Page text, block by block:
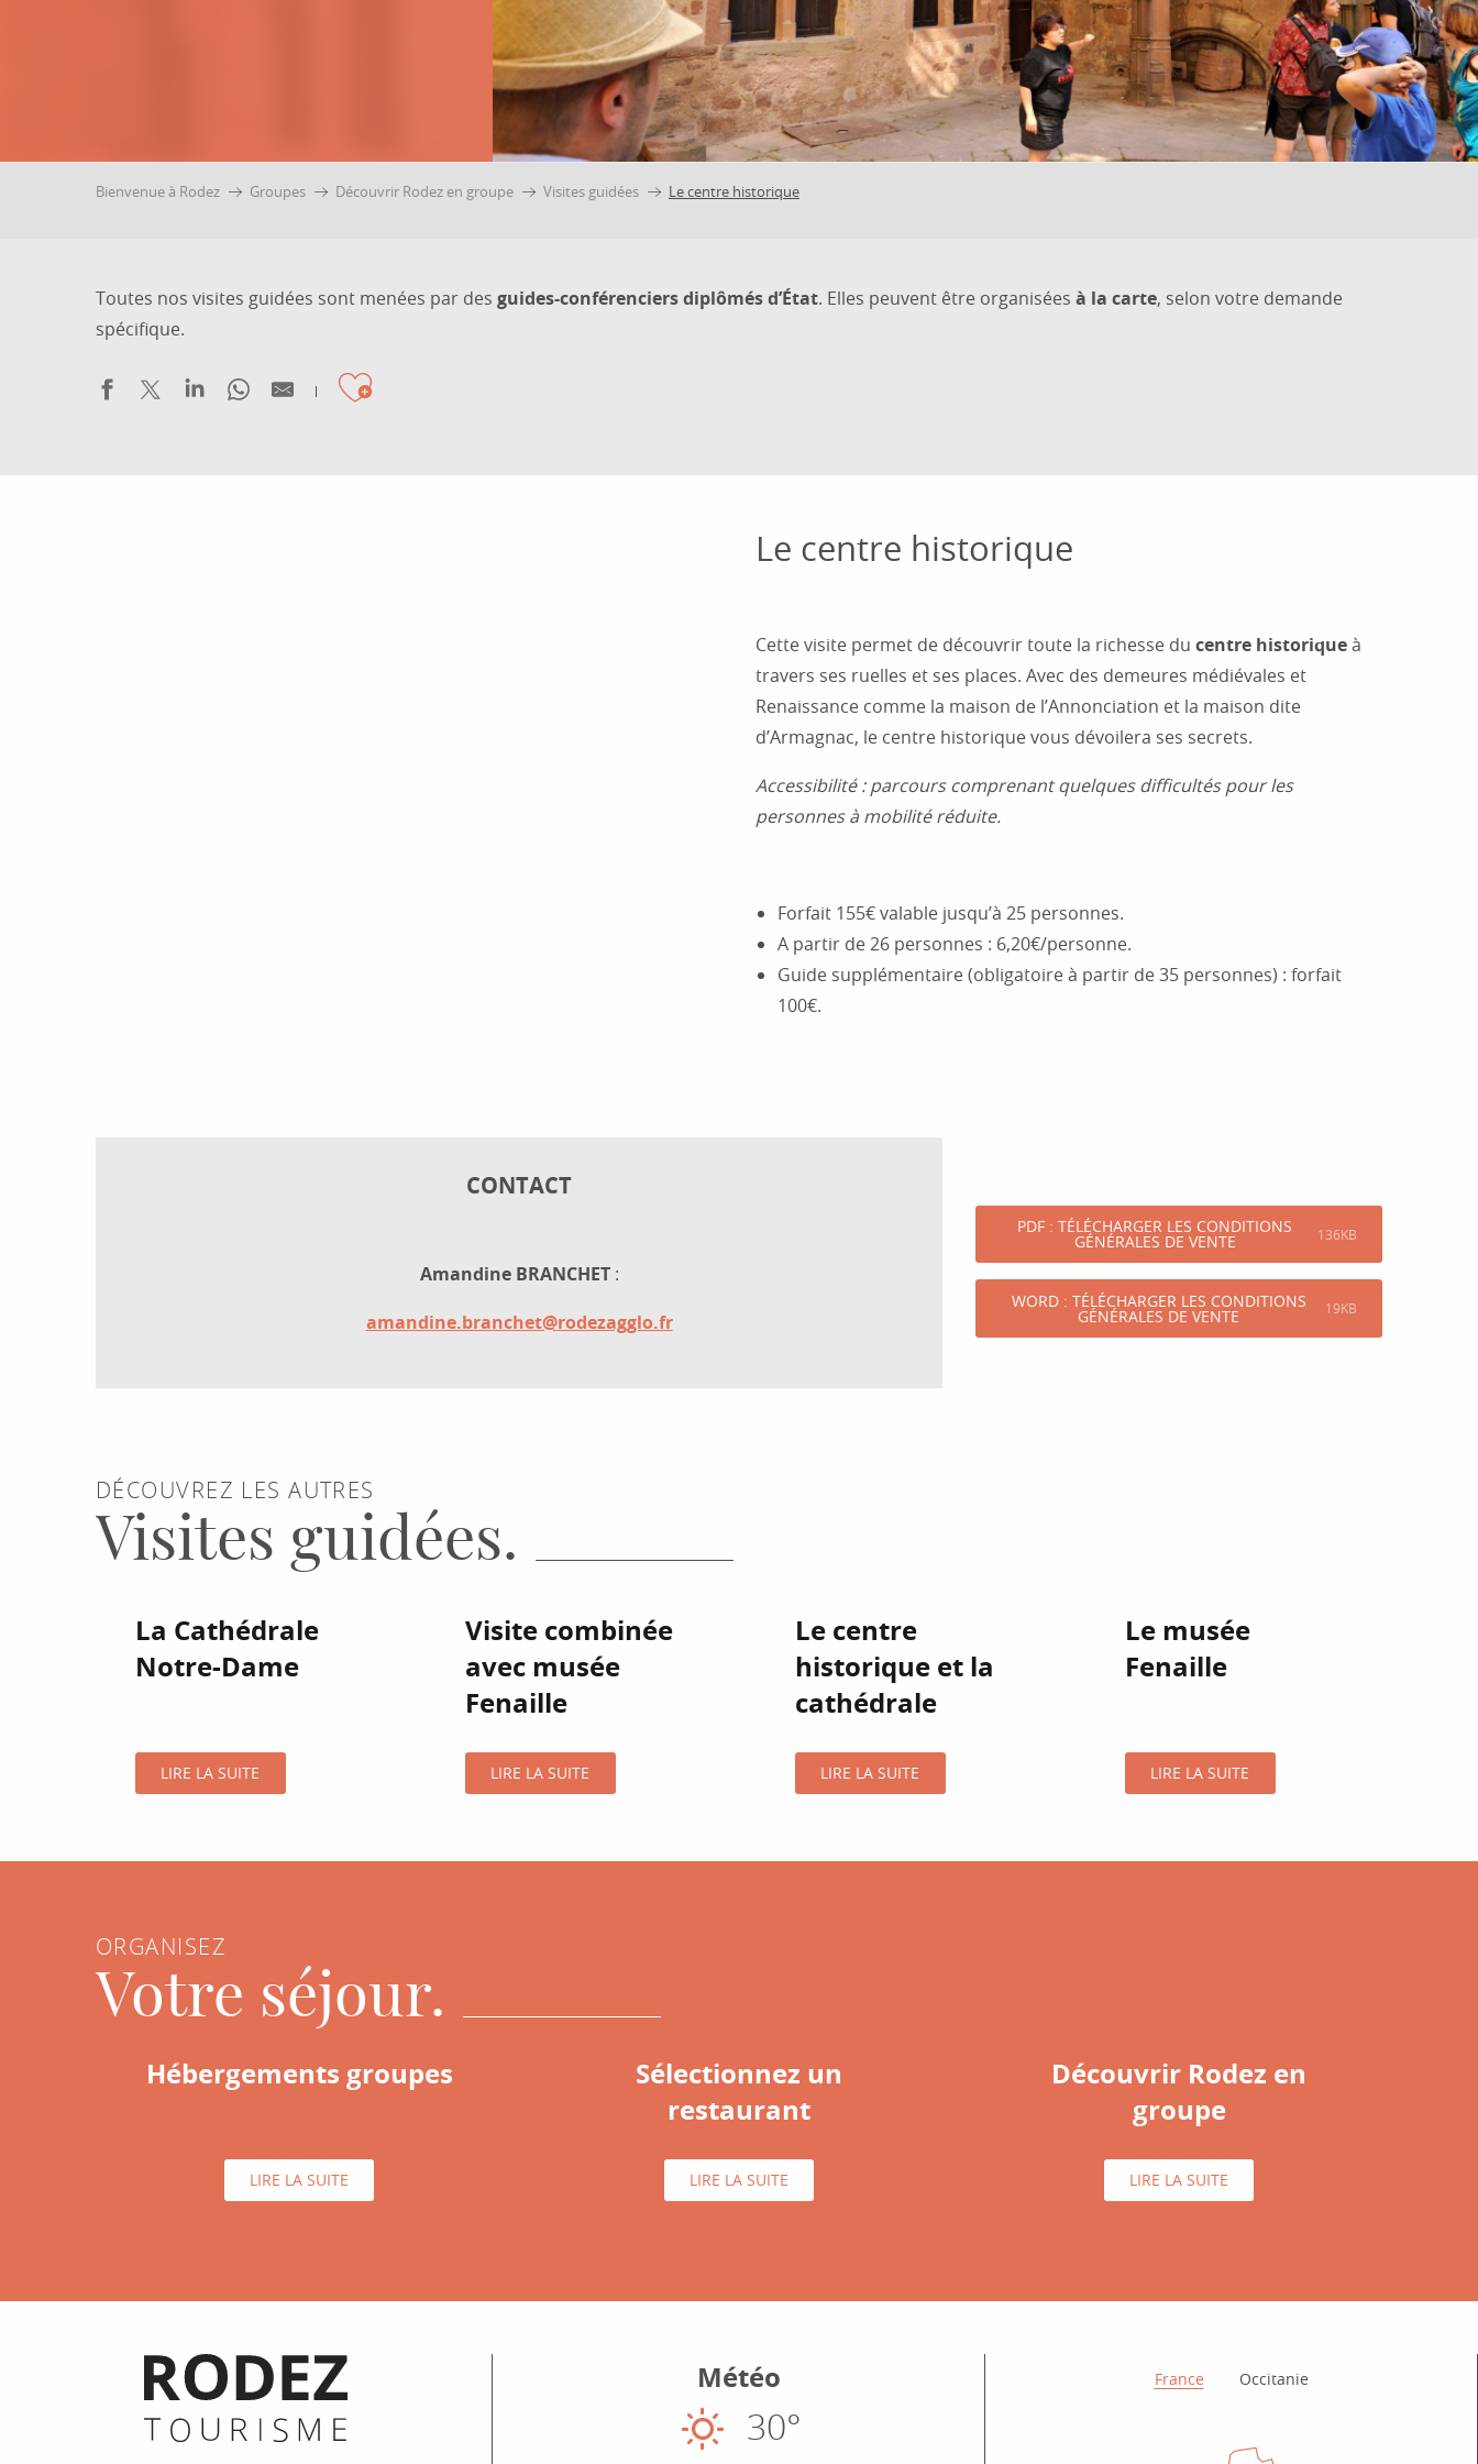
Bienvenue à Rodez Groupes Découvrir Rodez en groupe Visites guidées Le centre historique
Toutes nos visites guidées sont menées par des guides-conférenciers diplômés d’État. Elles peuvent être organisées à la carte, selon votre demande
spécifique.
Ajouter aux favoris
Le centre historique
Cette visite permet de découvrir toute la richesse du centre historiqueà
travers ses ruelles et ses places. Avec des demeures médiévales et
Renaissance comme la maison de l’Annonciation et la maison dite
d’Armagnac, le centre historique vous dévoilera ses secrets.
Accessibilité : parcours comprenant quelques difficultés pour les
personnes à mobilité réduite.
Forfait 155€ valable jusqu’à 25 personnes.
A partir de 26 personnes : 6,20€/personne.
Guide supplémentaire (obligatoire à partir de 35 personnes) : forfait
100€.
CONTACT
Amandine BRANCHET:
amandine.branchet@rodezagglo.fr
PDF : TÉLÉCHARGER LES CONDITIONS
GÉNÉRALES DE VENTE 136KB
WORD : TÉLÉCHARGER LES CONDITIONS
GÉNÉRALES DE VENTE 19KB
DÉCOUVREZ LES AUTRES
Visites guidées.
La Cathédrale
Notre-Dame
LIRE LA SUITE
Visite combinée
avec musée
Fenaille
LIRE LA SUITE
Le centre
historique et la
cathédrale
LIRE LA SUITE
Le musée
Fenaille
LIRE LA SUITE
ORGANISEZ
Votre séjour.
Hébergements groupes
LIRE LA SUITE
Sélectionnez un
restaurant
LIRE LA SUITE
Découvrir Rodez en
groupe
LIRE LA SUITE
Informations pratiques Météo
Ensoleillé
30°
Comment venir ?
France Occitanie